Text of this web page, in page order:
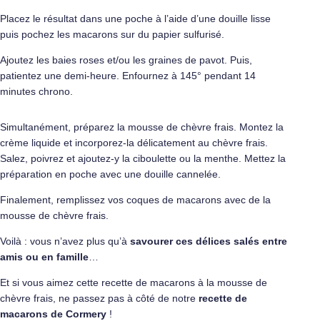
Placez le résultat dans une poche à l’aide d’une douille lisse
puis pochez les macarons sur du papier sulfurisé.
Ajoutez les baies roses et/ou les graines de pavot. Puis,
patientez une demi-heure. Enfournez à 145° pendant 14
minutes chrono.
Simultanément, préparez la mousse de chèvre frais. Montez la
crème liquide et incorporez-la délicatement au chèvre frais.
Salez, poivrez et ajoutez-y la ciboulette ou la menthe. Mettez la
préparation en poche avec une douille cannelée.
Finalement, remplissez vos coques de macarons avec de la
mousse de chèvre frais.
Voilà : vous n’avez plus qu’à savourer ces délices salés entre
amis ou en famille…
Et si vous aimez cette recette de macarons à la mousse de
chèvre frais, ne passez pas à côté de notre recette de
macarons de Cormery !